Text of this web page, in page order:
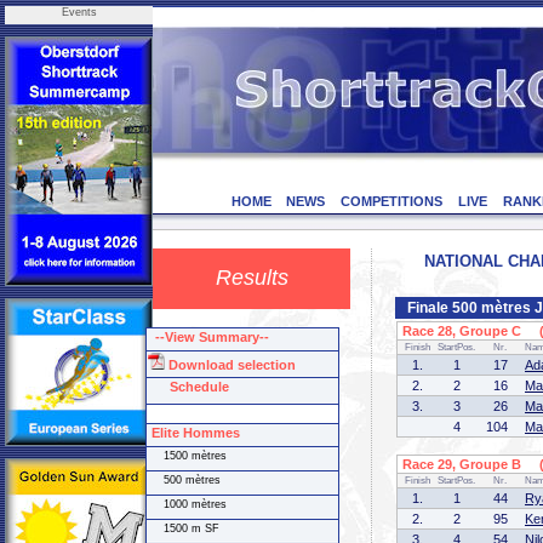
Events
HOME NEWS COMPETITIONS LIVE
Results
NATIONAL
Finale 500 mètres
Race 28, Groupe C
Finish StartPos. Nr.
1. 1 17
2.
2 16
3.
3 26
4
104
Race 29, Groupe B
Finish StartPos. Nr.
1. 1 44
2.
2 95
3.
4 54
--View Summary--
Download selection
Schedule
Elite Hommes
1500 mètres
500 mètres
1000 mètres
1500 m SF